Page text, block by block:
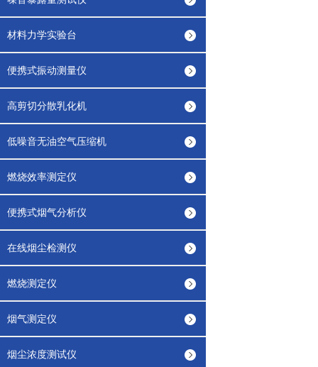
材料力学实验台
便携式振动测量仪
高剪切分散乳化机
低噪音无油空气压缩机
燃烧效率测定仪
便携式烟气分析仪
在线烟尘检测仪
燃烧测定仪
烟气测定仪
烟尘浓度测试仪